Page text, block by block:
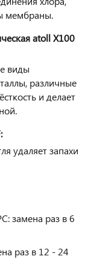
мембраны.
atoll X100
виды
различные
и делает
удаляет запахи
замена раз в 6
раз в 12 - 24